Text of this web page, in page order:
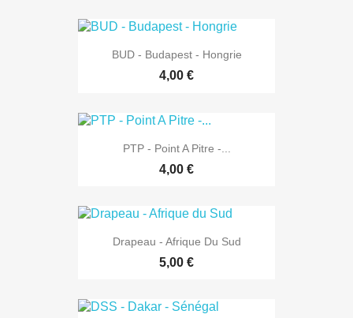
BUD - Budapest - Hongrie
4,00 €
PTP - Point A Pitre -...
4,00 €
Drapeau - Afrique Du Sud
5,00 €